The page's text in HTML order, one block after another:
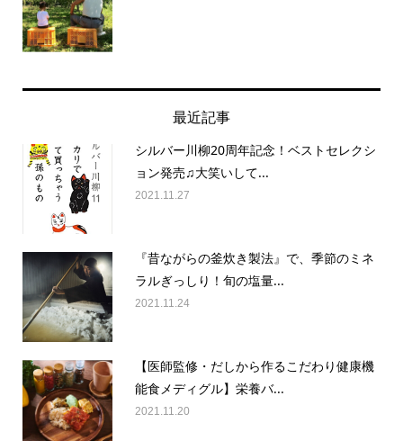
最近記事
シルバー川柳20周年記念！ベストセレクシ
ョン発売♫大笑いして...
2021.11.27
『昔ながらの釜炊き製法』で、季節のミネ
ラルぎっしり！旬の塩量...
2021.11.24
【医師監修・だしから作るこだわり健康機
能食メディグル】栄養バ...
2021.11.20